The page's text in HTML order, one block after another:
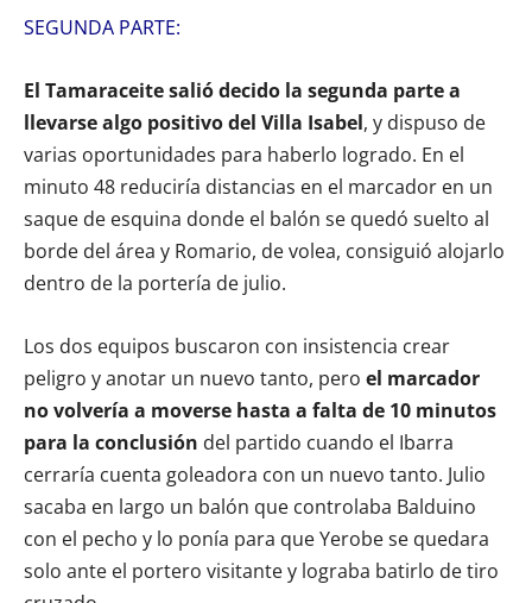
SEGUNDA PARTE:
El Tamaraceite salió decido la segunda parte a
llevarse algo positivo del Villa Isabel, y dispuso de
varias oportunidades para haberlo logrado. En el
minuto 48 reduciría distancias en el marcador en un
saque de esquina donde el balón se quedó suelto al
borde del área y Romario, de volea, consiguió alojarlo
dentro de la portería de julio.
Los dos equipos buscaron con insistencia crear
peligro y anotar un nuevo tanto, pero el marcador
no volvería a moverse hasta a falta de 10 minutos
para la conclusión del partido cuando el Ibarra
cerraría cuenta goleadora con un nuevo tanto. Julio
sacaba en largo un balón que controlaba Balduino
con el pecho y lo ponía para que Yerobe se quedara
solo ante el portero visitante y lograba batirlo de tiro